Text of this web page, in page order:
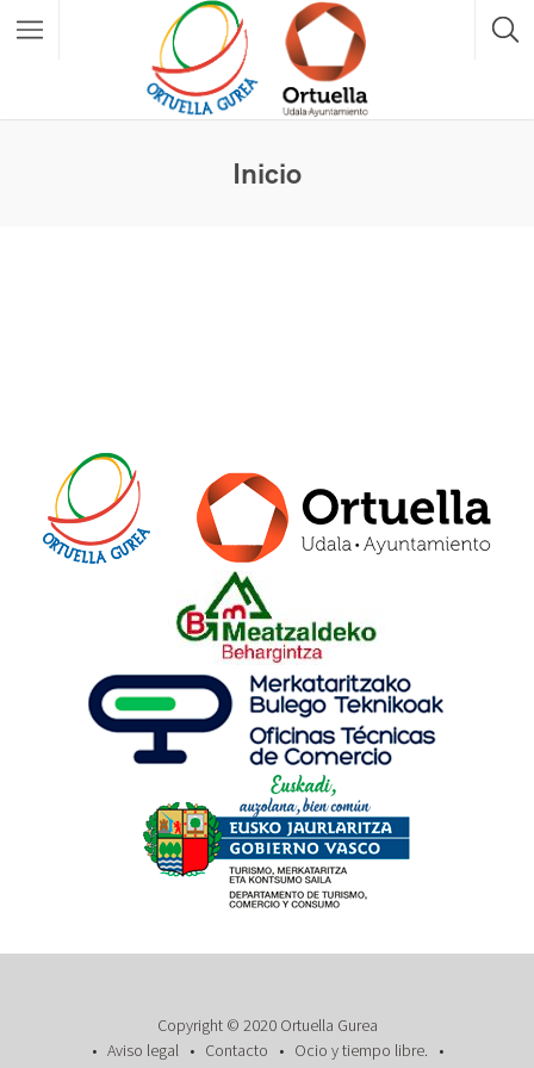
Inicio
Copyright © 2020 Ortuella Gurea
Aviso legal
Contacto
Ocio y tiempo libre.